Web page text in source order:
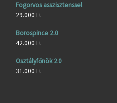
Fogorvos asszisztenssel
29.000 Ft
Borospince 2.0
42.000 Ft
Osztályfőnök 2.0
31.000 Ft